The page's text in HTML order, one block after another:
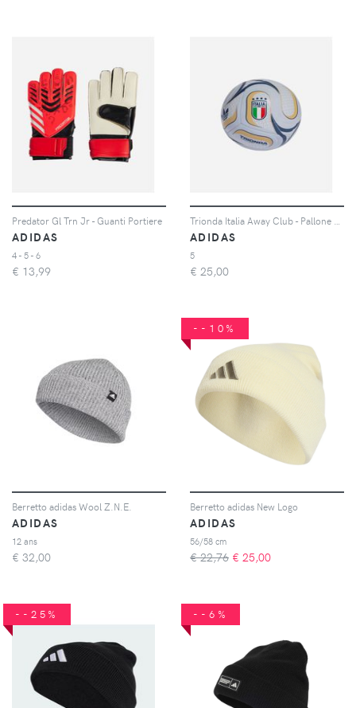
Predator Gl Trn Jr - Guanti Portiere
ADIDAS
4 - 5 - 6
€ 13,99
ADIDAS
5
€ 25,00
Berretto adidas Wool Z.N.E.
ADIDAS
12 ans
€ 32,00
--10%
Berretto adidas New Logo
ADIDAS
56/58 cm
€ 22,76 € 25,00
--25% --6%